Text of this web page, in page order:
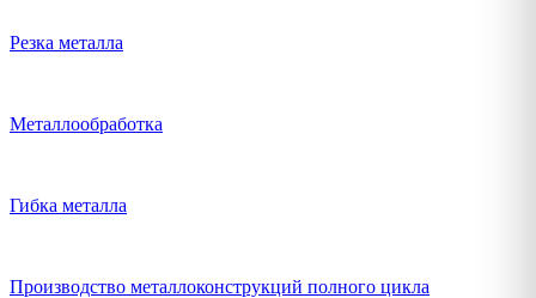
Резка металла
Металлообработка
Гибка металла
Производство металлоконструкций полного цикла